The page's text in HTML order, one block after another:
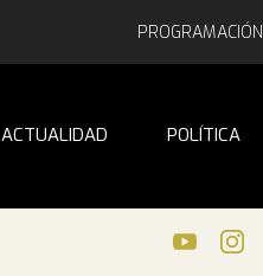
PROGRAMACIÓN
ACTUALIDAD POLÍTICA